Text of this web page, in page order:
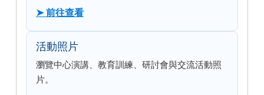
➤ 前往查看
活動照片
瀏覽中心演講、教育訓練、研討會與交流活動照
片。